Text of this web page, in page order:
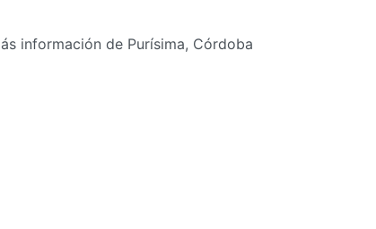
información de Purísima, Córdoba